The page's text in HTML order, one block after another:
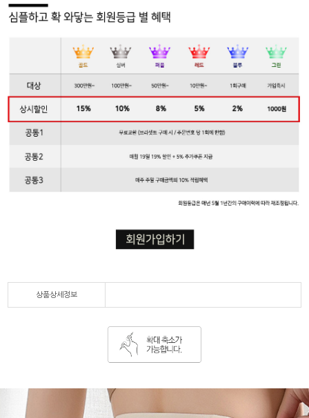
상품상세정보